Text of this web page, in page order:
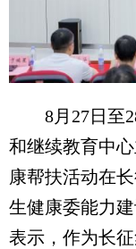
8月27日至28
和继续教育中
康帮扶活动在
生健康委能力
表示，作为长